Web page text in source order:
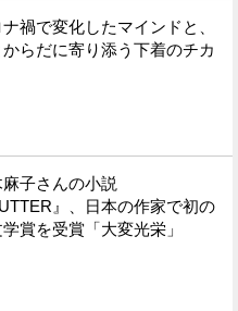
Twitter
ェ
ア
す
ナ禍で変化したマインドと、
らだに寄り添う下着のチカ
子さんの小説
』、日本の作家で初の
賞を受賞「大変光栄」